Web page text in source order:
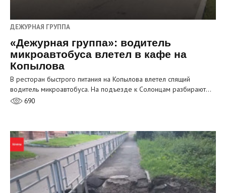
ДЕЖУРНАЯ ГРУППА
«Дежурная группа»: водитель
микроавтобуса влетел в кафе на
Копылова
В ресторан быстрого питания на Копылова влетел спящий
водитель микроавтобуса. На подъезде к Солонцам разбирают…
690